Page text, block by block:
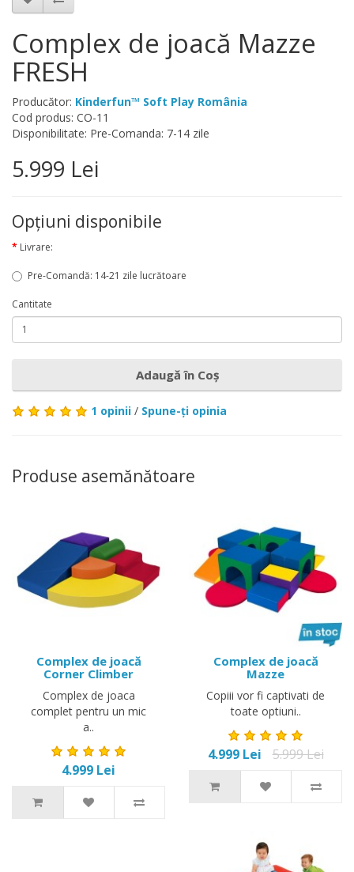
Complex de joacă Mazze
FRESH
Producător: Kinderfun™ Soft Play România
Cod produs: CO-11
Disponibilitate: Pre-Comanda: 7-14 zile
5.999 Lei
Opţiuni disponibile
Livrare:
Pre-Comandă: 14-21 zile lucrătoare
Cantitate
Adaugă în Coş
1 opinii / Spune-ţi opinia
Produse asemănătoare
Complex de joacă
Corner Climber
Complex de joaca
complet pentru un mic
a..
4.999 Lei
Complex de joacă
Mazze
Copiii vor fi captivati de
toate optiuni..
4.999 Lei 5.999 Lei